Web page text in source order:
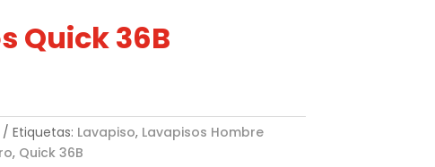
Quick 36B
Etiquetas: Lavapiso, Lavapisos Hombre
, Quick 36B